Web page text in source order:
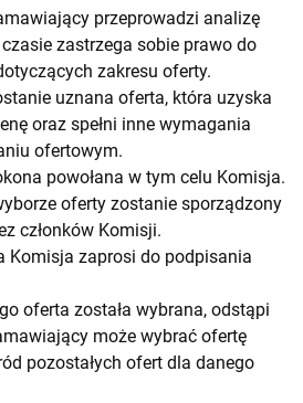
przeprowadzi analizę
zastrzega sobie prawo do
zakresu oferty.
uznana oferta, która uzyska
oraz spełni inne wymagania
ofertowym.
powołana w tym celu Komisja.
oferty zostanie sporządzony
członków Komisji.
Komisja zaprosi do podpisania
oferta została wybrana, odstąpi
może wybrać ofertę
pozostałych ofert dla danego